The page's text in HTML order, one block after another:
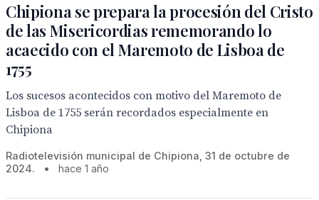
Chipiona se prepara la procesión del Cristo
de las Misericordias rememorando lo
acaecido con el Maremoto de Lisboa de
1755
Los sucesos acontecidos con motivo del Maremoto de
Lisboa de 1755 serán recordados especialmente en
Chipiona
Radiotelevisión municipal de Chipiona, 31 de octubre de
2024.
• hace 1 año